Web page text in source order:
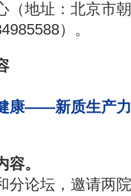
（地址：北京市
）。
康——新质生产
容。
分论坛，邀请两